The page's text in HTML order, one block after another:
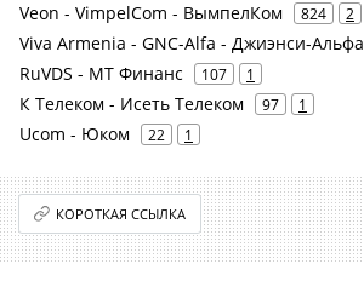
Veon - VimpelCom - ВымпелКом 824 2
Viva Armenia - GNC-Alfa - Джиэнси-Альфа
RuVDS - МТ Финанс 107 1
К Телеком - Исеть Телеком 97 1
Ucom - Юком 22 1
КОРОТКАЯ ССЫЛКА